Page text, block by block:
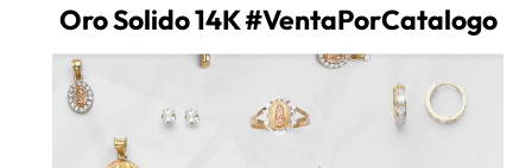
Oro Solido 14K #VentaPorCatalogo